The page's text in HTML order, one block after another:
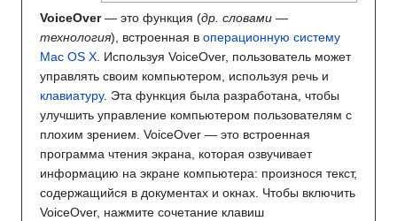
VoiceOver— это функция (др. словами —
технология), встроенная в операционную систему
Mac OS X. Используя VoiceOver, пользователь может
управлять своим компьютером, используя речь и
клавиатуру. Эта функция была разработана, чтобы
улучшить управление компьютером пользователям с
плохим зрением. VoiceOver — это встроенная
программа чтения экрана, которая озвучивает
информацию на экране компьютера: произнося текст,
содержащийся в документах и окнах. Чтобы включить
VoiceOver, нажмите сочетание клавиш